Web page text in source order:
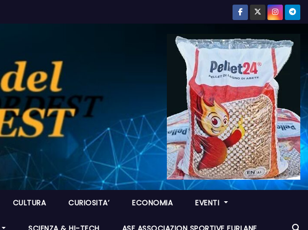
CULTURA CURIOSITA’ ECONOMIA EVENTI